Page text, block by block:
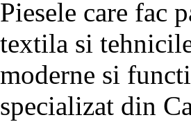
Piesele care fac
textila si
moderne si
specializat din